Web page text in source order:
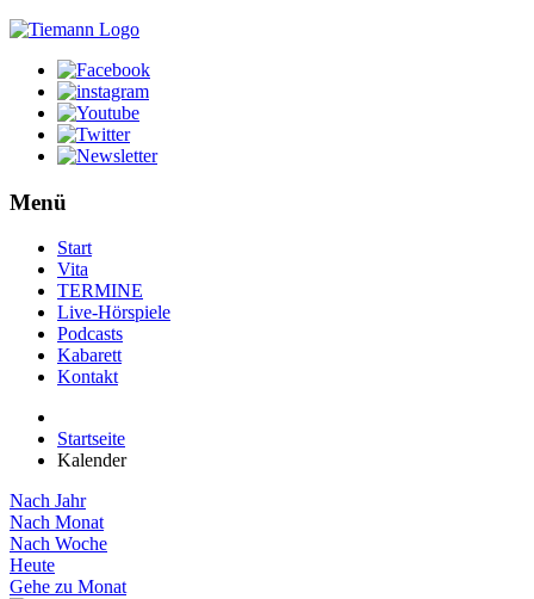
Menü
Start
Vita
TERMINE
Live-Hörspiele
Podcasts
Kabarett
Kontakt
Startseite
Kalender
Nach Jahr
Nach Monat
Nach Woche
Heute
Gehe zu Monat